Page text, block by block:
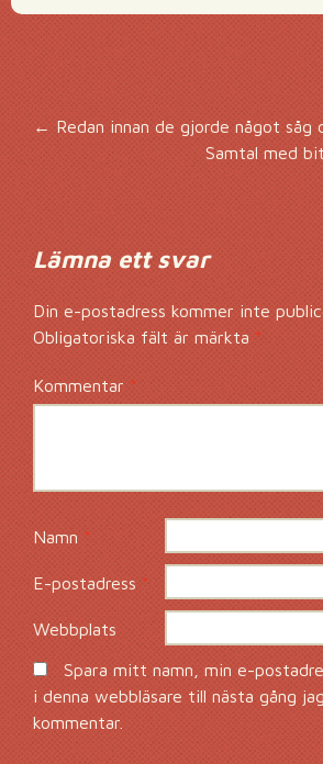
←Redan innan de gjorde något
Samtal med
Lämna ett svar
Din e-postadress kommer inte
Obligatoriska fält är märkta*
Kommentar*
Namn *
E-postadress*
Webbplats
Spara mitt namn, min e-
i denna webbläsare till nästa gång
kommentar.